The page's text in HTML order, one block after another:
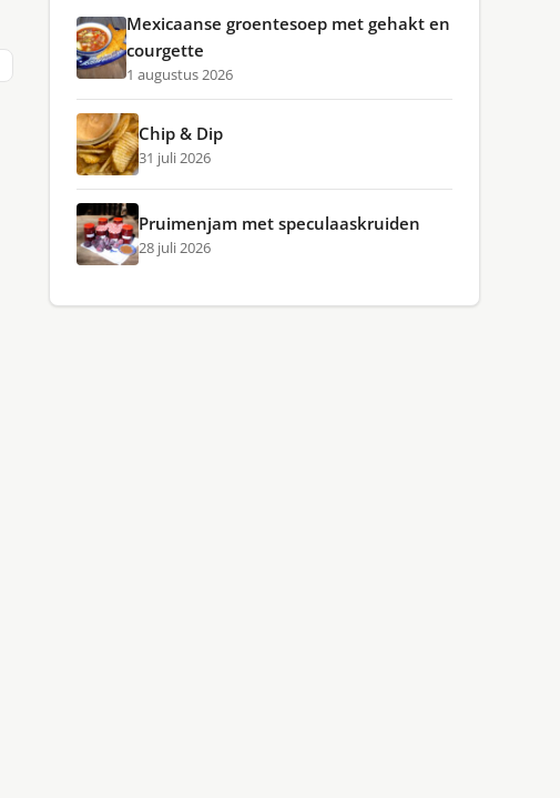
Mexicaanse groentesoep met gehakt en
courgette
1 augustus 2026
Chip & Dip
31 juli 2026
Pruimenjam met speculaaskruiden
28 juli 2026